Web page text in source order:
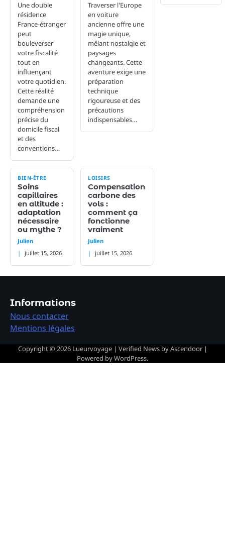
Une double
résidence
France-étranger
peut
bouleverser
votre fiscalité
tout en
influençant
votre quotidien.
Cette réalité
demande une
compréhension
précise du
domicile fiscal
et des
conventions…
Traverser l'Europe
en voiture
ancienne offre une
magie unique,
mêlant nostalgie et
paysages
changeants. Cette
aventure exige une
préparation
technique
rigoureuse et des
précautions
indispensables…
BIEN-ÊTRE
Soins
capillaires
en altitude :
adaptation
nécessaire
ou mythe ?
Julien
juillet 15, 2026
LOISIRS
Compensation
carbone des
vols :
comment ça
fonctionne
vraiment
Julien
juillet 15, 2026
Informations
Nous contacter
Mentions légales
Copyright © 2026 Lueurvoyage| Verified News byAscendoor|
Powered byWordPress.